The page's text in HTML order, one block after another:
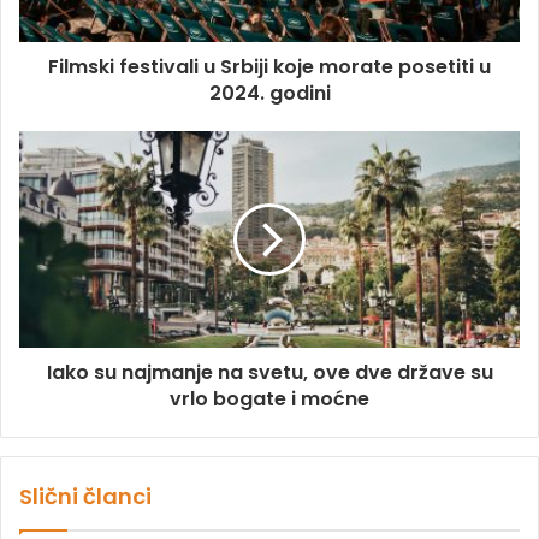
Filmski festivali u Srbiji koje morate posetiti u
2024. godini
Iako su najmanje na svetu, ove dve države su
vrlo bogate i moćne
Slični članci